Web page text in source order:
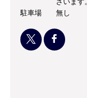
ざいます
駐車場
無し